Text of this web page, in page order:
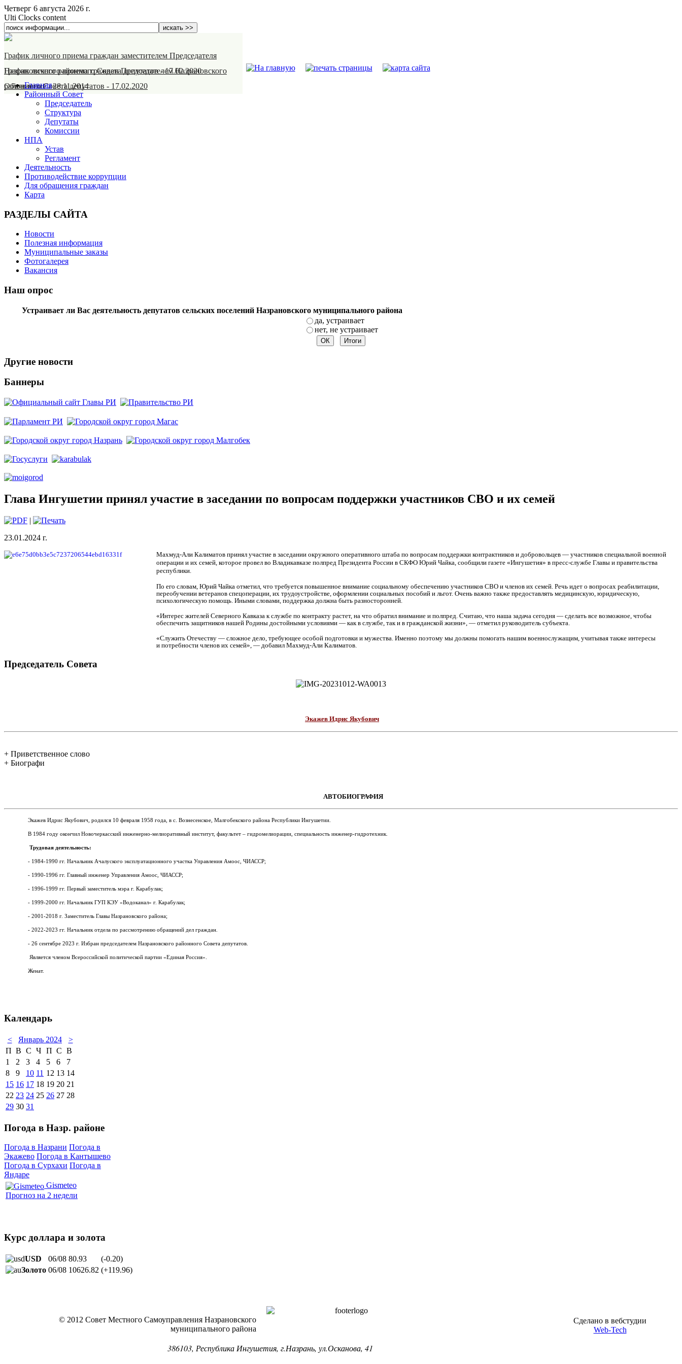
Четверг 6 августа 2026 г.
Ulti Clocks content
График личного приема граждан заместителем Председателя
Назрановского районного Совета депутатов-17.02.2020
График личного приема граждан Председателем Назрановского
районного Совета депутатов - 17.02.2020
Объявление-28.11.2014
Главная
Районный Совет
Председатель
Структура
Депутаты
Комиссии
НПА
Устав
Регламент
Деятельность
Противодействие коррупции
Для обращения граждан
Карта
РАЗДЕЛЫ САЙТА
Новости
Полезная информация
Муниципальные заказы
Фотогалерея
Вакансия
Наш опрос
Устраивает ли Вас деятельность депутатов сельских поселений Назрановского муниципального района
да, устраивает
нет, не устраивает
Другие новости
Баннеры
Глава Ингушетии принял участие в заседании по вопросам поддержки участников СВО и их семей
|
23.01.2024 г.
Махмуд-Али Калиматов принял участие в заседании окружного оперативного штаба по вопросам поддержки контрактников и добровольцев — участников специальной военной
операции и их семей, которое провел во Владикавказе полпред Президента России в СКФО Юрий Чайка, сообщили газете «Ингушетия» в пресс-службе Главы и правительства
республики.
По его словам, Юрий Чайка отметил, что требуется повышенное внимание социальному обеспечению участников СВО и членов их семей. Речь идет о вопросах реабилитации,
переобучении ветеранов спецоперации, их трудоустройстве, оформлении социальных пособий и льгот. Очень важно также предоставлять медицинскую, юридическую,
психологическую помощь. Иными словами, поддержка должна быть разносторонней.
«Интерес жителей Северного Кавказа к службе по контракту растет, на что обратил внимание и полпред. Считаю, что наша задача сегодня — сделать все возможное, чтобы
обеспечить защитников нашей Родины достойными условиями — как в службе, так и в гражданской жизни», — отметил руководитель субъекта.
«Служить Отечеству — сложное дело, требующее особой подготовки и мужества. Именно поэтому мы должны помогать нашим военнослужащим, учитывая также интересы
и потребности членов их семей», — добавил Махмуд-Али Калиматов.
Председатель Совета
Экажев Идрис Якубович
+ Приветственное слово
+ Биографи
АВТОБИОГРАФИЯ
Экажев Идрис Якубович, родился 10 февраля 1958 года, в с.Вознесенское, Малгобекского района Республики Ингушетии.
В 1984 году окончил Новочеркасский инженерно-мелиоративный институт, факультет – гидромелиорации, специальность инженер-гидротехник.
Трудовая деятельность:
- 1984-1990 гг. Начальник Ачалуского эксплуатационного участка Управления Амоос, ЧИАССР;
- 1990-1996 гг. Главный инженер Управления Амоос, ЧИАССР;
- 1996-1999 гг. Первый заместитель мэра г. Карабулак;
- 1999-2000 гг. Начальник ГУП КЭУ «Водоканал» г. Карабулак;
- 2001-2018 г. Заместитель Главы Назрановского района;
- 2022-2023 гг. Начальник отдела по рассмотрению обращений дел граждан.
- 26 сентябре 2023 г. Избран председателем Назрановского районного Совета депутатов.
Является членом Всероссийской политической партии «Единая Россия».
Женат.
Календарь
< Январь 2024
>
П В С Ч П С В
1
2 3 4 5 6
7
8
9 10 11 12 13 14
15 16 17 18 19 20 21
22 23 24 25 26 27 28
29 30 31
Погода в Назр. районе
Погода в Назрани Погода в
Экажево Погода в Кантышево
Погода в Сурхахи Погода в
Яндаре
Gismeteo
Прогноз на 2 недели
Курс доллара и золота
USD 06/08 80.93
(-0.20)
Золото 06/08 10626.82 (+119.96)
© 2012 Совет Местного Самоуправления Назрановского
муниципального района
386103, Республика Ингушетия, г.Назрань, ул.Осканова, 41
Сделано в вебстудии
Web-Tech